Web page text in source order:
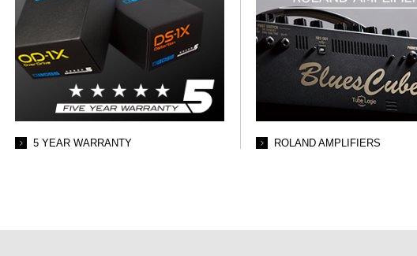
5 YEAR WARRANTY ROLAND AMPLIFIERS